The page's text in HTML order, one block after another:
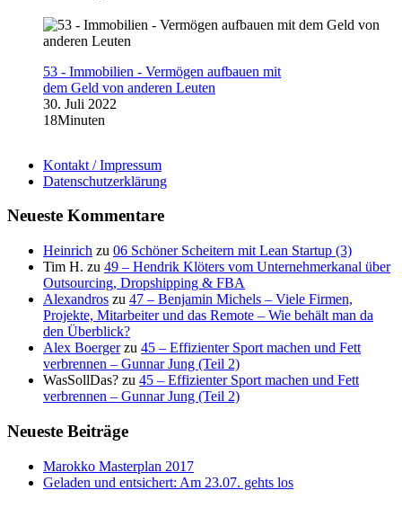
53 - Immobilien - Vermögen aufbauen mit
dem Geld von anderen Leuten
30. Juli 2022
18Minuten
Kontakt / Impressum
Datenschutzerklärung
Neueste Kommentare
Heinrich zu 06 Schöner Scheitern mit Lean Startup (3)
Tim H. zu 49 – Hendrik Klöters vom Unternehmerkanal über
Outsourcing, Dropshipping & FBA
Alexandros zu 47 – Benjamin Michels – Viele Firmen,
Projekte, Mitarbeiter und das Remote – Wie behält man da
den Überblick?
Alex Boergerzu 45 – Effizienter Sport machen und Fett
verbrennen – Gunnar Jung (Teil 2)
WasSollDas? zu 45 – Effizienter Sport machen und Fett
verbrennen – Gunnar Jung (Teil 2)
Neueste Beiträge
Marokko Masterplan 2017
Geladen und entsichert: Am 23.07. gehts los